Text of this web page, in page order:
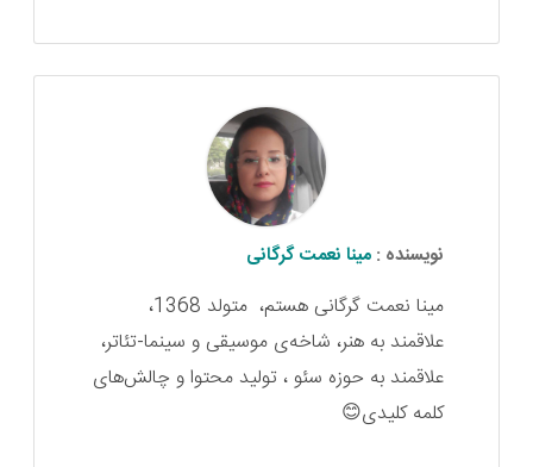
نویسنده :مینا نعمت گرگانی
مینا نعمت گرگانی هستم، متولد 1368،
علاقمند به هنر، شاخه‌ی موسیقی و سینما-تئاتر،
علاقمند به حوزه سئو ، تولید محتوا و چالش‌های
کلمه کلیدی😊